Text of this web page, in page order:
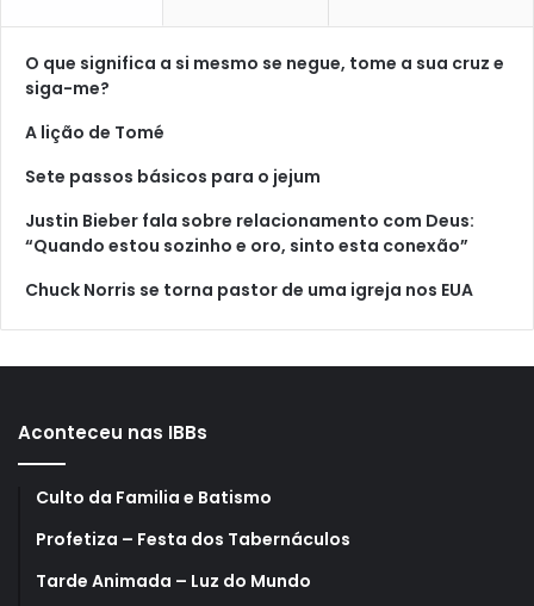
O que significa a si mesmo se negue, tome a sua cruz e
siga-me?
A lição de Tomé
Sete passos básicos para o jejum
Justin Bieber fala sobre relacionamento com Deus:
“Quando estou sozinho e oro, sinto esta conexão”
Chuck Norris se torna pastor de uma igreja nos EUA
Aconteceu nas IBBs
Culto da Familia e Batismo
Profetiza – Festa dos Tabernáculos
Tarde Animada – Luz do Mundo